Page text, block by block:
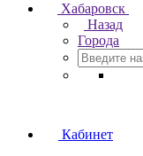
Хабаровск
Назад
Города
Кабинет